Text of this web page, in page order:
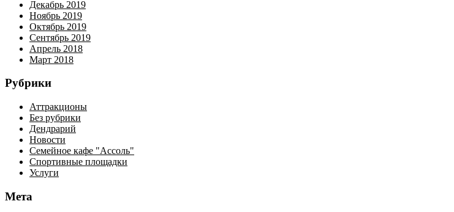
Декабрь 2019
Ноябрь 2019
Октябрь 2019
Сентябрь 2019
Апрель 2018
Март 2018
Рубрики
Аттракционы
Без рубрики
Дендрарий
Новости
Семейное кафе "Ассоль"
Спортивные площадки
Услуги
Мета